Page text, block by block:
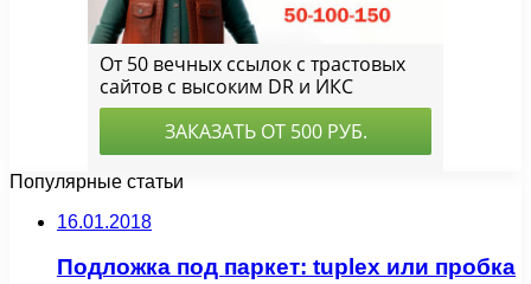
Популярные статьи
16.01.2018
Подложка под паркет: tuplex или пробка